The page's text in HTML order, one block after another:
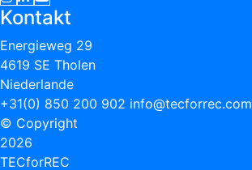
Kontakt
Energieweg 29
4619 SE Tholen
Niederlande
+31(0) 850 200 902 info@tecforrec.com
© Copyright
2026
TECforREC